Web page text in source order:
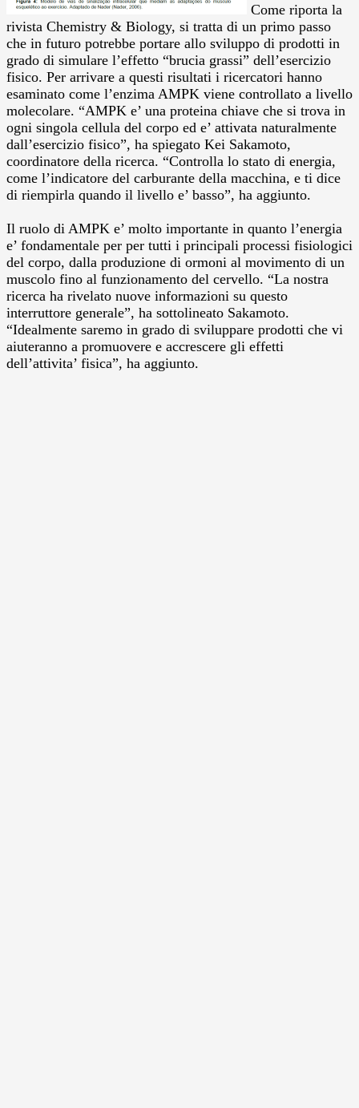
Come riporta la
rivista Chemistry & Biology, si tratta di un primo passo
che in futuro potrebbe portare allo sviluppo di prodotti in
grado di simulare l’effetto “brucia grassi” dell’esercizio
fisico. Per arrivare a questi risultati i ricercatori hanno
esaminato come l’enzima AMPK viene controllato a livello
molecolare. “AMPK e’ una proteina chiave che si trova in
ogni singola cellula del corpo ed e’ attivata naturalmente
dall’esercizio fisico”, ha spiegato Kei Sakamoto,
coordinatore della ricerca. “Controlla lo stato di energia,
come l’indicatore del carburante della macchina, e ti dice
di riempirla quando il livello e’ basso”, ha aggiunto.
Il ruolo di AMPK e’ molto importante in quanto l’energia
e’ fondamentale per per tutti i principali processi fisiologici
del corpo, dalla produzione di ormoni al movimento di un
muscolo fino al funzionamento del cervello. “La nostra
ricerca ha rivelato nuove informazioni su questo
interruttore generale”, ha sottolineato Sakamoto.
“Idealmente saremo in grado di sviluppare prodotti che vi
aiuteranno a promuovere e accrescere gli effetti
dell’attivita’ fisica”, ha aggiunto.